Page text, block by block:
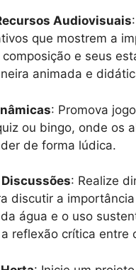
Audiovisuais
que mostrem a
e seus
animada e
: Promova
ou bingo, onde os
de forma lúdica.
: Realize
discutir a
água e o uso
reflexão crítica entre